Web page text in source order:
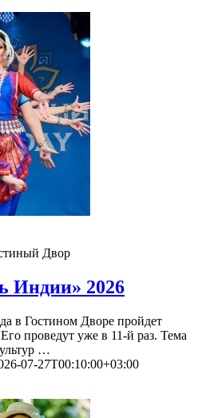
Двор
Индии» 2026
в Гостином Дворе пройдет
проведут уже в 11-й раз. Тема
…
07-27T00:10:00+03:00